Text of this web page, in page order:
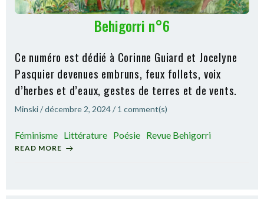
Behigorri n°6
Ce numéro est dédié à Corinne Guiard et Jocelyne
Pasquier devenues embruns, feux follets, voix
d’herbes et d’eaux, gestes de terres et de vents.
Minski/décembre 2, 2024/ 1 comment(s)
Féminisme Littérature Poésie Revue Behigorri
READ MORE